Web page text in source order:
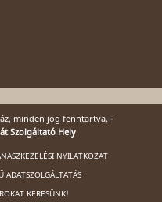
minden jog fenntartva. -
Szolgáltató Hely
NYILATKOZAT
ADATSZOLGÁLTATÁS
KERESÜNK!